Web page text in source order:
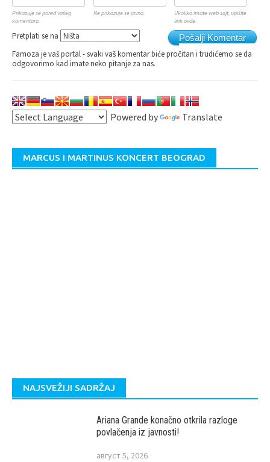
Komentariši kao Gost, ili se uloguj:
facebook
Ime Email
komentara.
link ovde.
Pošalji Komentar
Pretplati se na
NAJSVEŽIJI SADRŽAJ